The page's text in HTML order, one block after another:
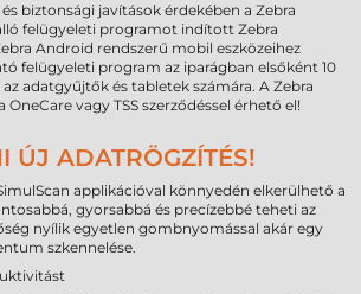
biztonsági javítások érdekében a Zebra
felügyeleti programot indított Zebra
Android rendszerű mobil eszközeihez
felügyeleti program az iparágban elsőként 10
adatgyűjtők és tabletek számára. A Zebra
vagy TSS szerződéssel érhető el!
ÚJ ADATRÖGZÍTÉS!
applikációval könnyedén elkerülhető a
gyorsabbá és precízebbé teheti az
nyílik egyetlen gombnyomással akár egy
szkennelése.